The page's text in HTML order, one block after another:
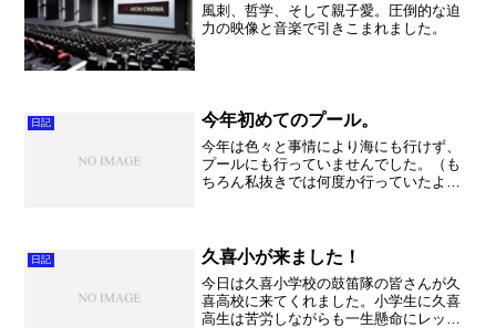
風刺、哲学、そして親子愛。圧倒的な迫
力の映像と音楽で引きこまれました。
日記 今年初めてのプール。
今年は色々と事情により海にも行けず、
プールにも行っていませんでした。（も
ちろん私抜きでは何度か行っていたよう
時は（私は抜き）大変な混...
日記 久喜小が来ました！
今日は久喜小学校の鼓笛隊の皆さんが久
喜高校に来てくれました。小学生に久喜
高生は苦労しながらも一生懸命にレッス